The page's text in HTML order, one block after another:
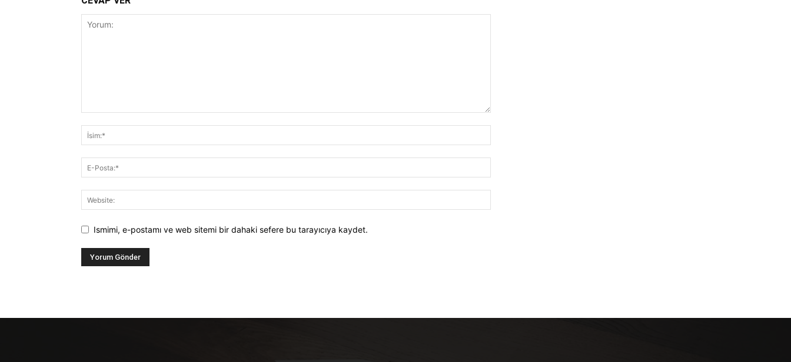
Ismimi, e-postamı ve web sitemi bir dahaki sefere bu tarayıcıya kaydet.